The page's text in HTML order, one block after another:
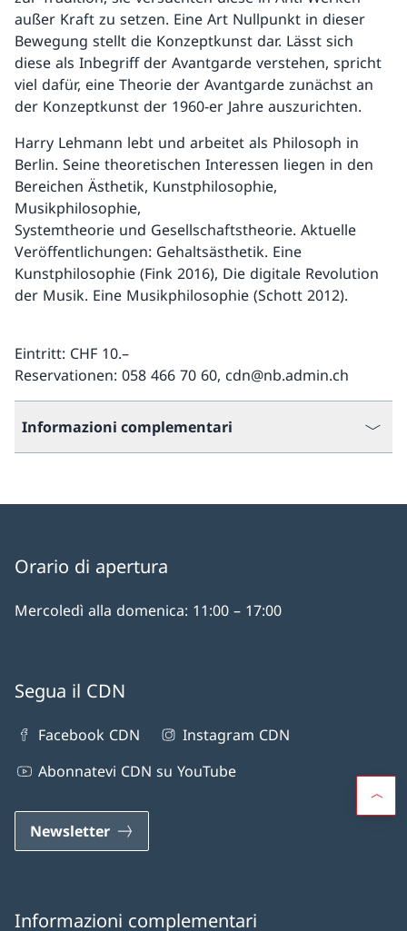
außer Kraft zu setzen. Eine Art Nullpunkt in dieser
Bewegung stellt die Konzeptkunst dar. Lässt sich
diese als Inbegriff der Avantgarde verstehen, spricht
viel dafür, eine Theorie der Avantgarde zunächst an
der Konzeptkunst der 1960-er Jahre auszurichten.
Harry Lehmann lebt und arbeitet als Philosoph in
Berlin. Seine theoretischen Interessen liegen in den
Bereichen Ästhetik, Kunstphilosophie,
Musikphilosophie,
Systemtheorie und Gesellschaftstheorie. Aktuelle
Veröffentlichungen: Gehaltsästhetik. Eine
Kunstphilosophie (Fink 2016), Die digitale Revolution
der Musik. Eine Musikphilosophie (Schott 2012).
Eintritt: CHF 10.–
Reservationen: 058 466 70 60, cdn@nb.admin.ch
Informazioni complementari
Orario di apertura
Mercoledì alla domenica: 11:00 – 17:00
Segua il CDN
Facebook CDN
Instagram CDN
Abonnatevi CDN su YouTube
Newsletter
Informazioni complementari